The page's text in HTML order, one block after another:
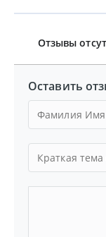
Отзывы
Оставить